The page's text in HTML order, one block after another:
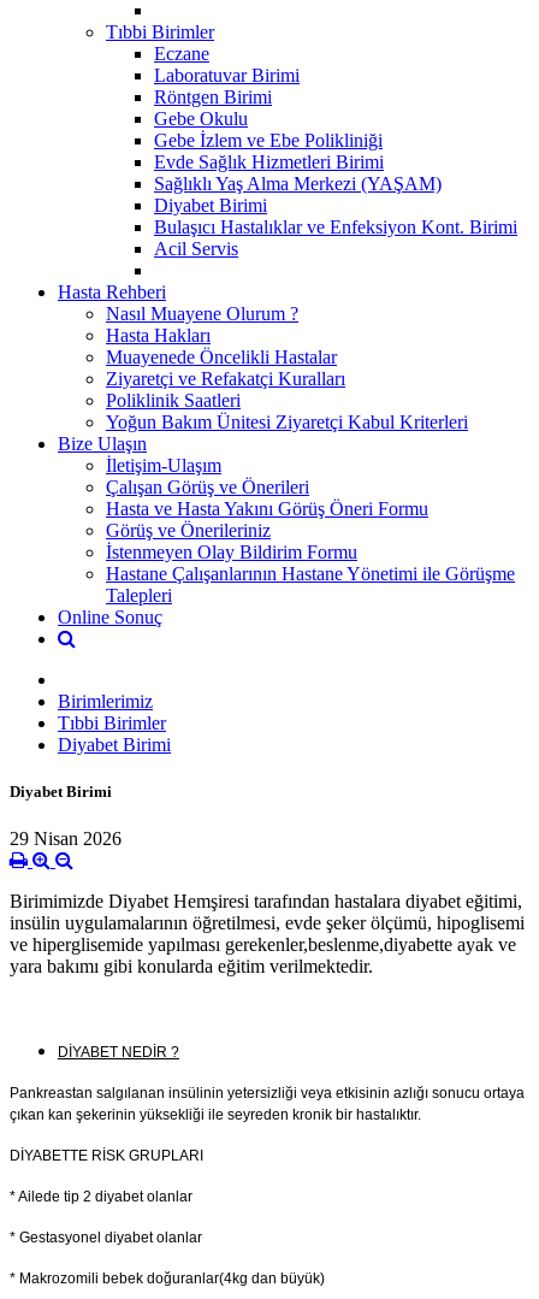
Tıbbi Birimler
Eczane
Laboratuvar Birimi
Röntgen Birimi
Gebe Okulu
Gebe İzlem ve Ebe Polikliniği
Evde Sağlık Hizmetleri Birimi
Sağlıklı Yaş Alma Merkezi (YAŞAM)
Diyabet Birimi
Bulaşıcı Hastalıklar ve Enfeksiyon Kont. Birimi
Acil Servis
Hasta Rehberi
Nasıl Muayene Olurum ?
Hasta Hakları
Muayenede Öncelikli Hastalar
Ziyaretçi ve Refakatçi Kuralları
Poliklinik Saatleri
Yoğun Bakım Ünitesi Ziyaretçi Kabul Kriterleri
Bize Ulaşın
İletişim-Ulaşım
Çalışan Görüş ve Önerileri
Hasta ve Hasta Yakını Görüş Öneri Formu
Görüş ve Önerileriniz
İstenmeyen Olay Bildirim Formu
Hastane Çalışanlarının Hastane Yönetimi ile Görüşme
Talepleri
Online Sonuç
Birimlerimiz
Tıbbi Birimler
Diyabet Birimi
Diyabet Birimi
29 Nisan 2026
Birimimizde Diyabet Hemşiresi tarafından hastalara diyabet eğitimi,
insülin uygulamalarının öğretilmesi, evde şeker ölçümü, hipoglisemi
ve hiperglisemide yapılması gerekenler,beslenme,diyabette ayak ve
yara bakımı gibi konularda eğitim verilmektedir.
DİYABET NEDİR ?
Pankreastan salgılanan insülinin yetersizliği veya etkisinin azlığı sonucu ortaya
çıkan kan şekerinin yüksekliği ile seyreden kronik bir hastalıktır.
DİYABETTE RİSK GRUPLARI
* Ailede tip 2 diyabet olanlar
* Gestasyonel diyabet olanlar
* Makrozomili bebek doğuranlar(4kg dan büyük)